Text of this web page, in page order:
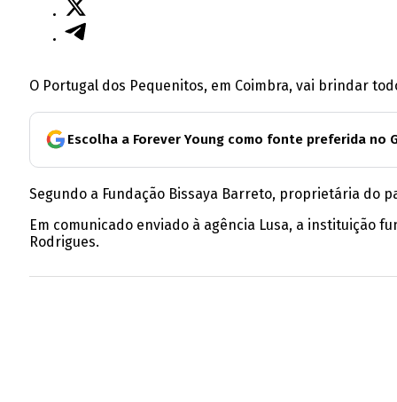
O Portugal dos Pequenitos, em Coimbra, vai brindar
Escolha a Forever Young como fonte preferida no
Segundo a Fundação Bissaya Barreto, proprietária do
Em comunicado enviado à agência Lusa, a instituição
Rodrigues.